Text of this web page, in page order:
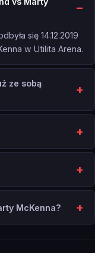
się 14.12.2019
w Utilita Arena.
ze sobą
McKenna?